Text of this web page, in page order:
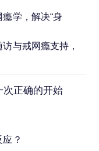
学，解决“身
与戒网瘾支持，
次正确的开始
？